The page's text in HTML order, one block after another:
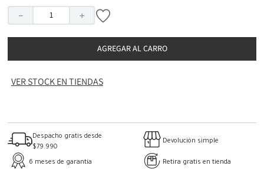
＋
－
AGREGAR AL CARRO
VER STOCK EN TIENDAS
Despacho gratis desde
$79.990
Devolución simple
6 meses de garantía Retira gratis en tienda